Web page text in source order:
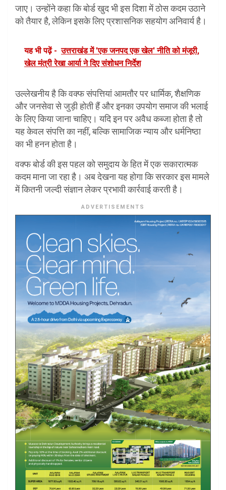
जाए। उन्होंने कहा कि बोर्ड खुद भी इस दिशा में ठोस कदम उठाने
को तैयार है, लेकिन इसके लिए प्रशासनिक सहयोग अनिवार्य है।
यह भी पढ़ें - उत्तराखंड में 'एक जनपद एक खेल' नीति को मंजूरी,
खेल मंत्री रेखा आर्या ने दिए संशोधन निर्देश
उल्लेखनीय है कि वक्फ संपत्तियां आमतौर पर धार्मिक, शैक्षणिक
और जनसेवा से जुड़ी होती हैं और इनका उपयोग समाज की भलाई
के लिए किया जाना चाहिए। यदि इन पर अवैध कब्जा होता है तो
यह केवल संपत्ति का नहीं, बल्कि सामाजिक न्याय और धर्मनिष्ठा
का भी हनन होता है।
वक्फ बोर्ड की इस पहल को समुदाय के हित में एक सकारात्मक
कदम माना जा रहा है। अब देखना यह होगा कि सरकार इस मामले
में कितनी जल्दी संज्ञान लेकर प्रभावी कार्रवाई करती है।
ADVERTISEMENTS